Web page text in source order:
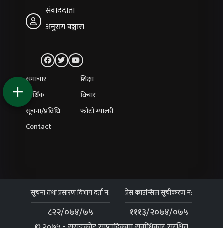
संवाददाता
अनुराग बञ्जारा
समाचार
शिक्षा
आर्थिक
विचार
सूचना/प्रविधि
फोटो ग्यालरी
Contact
सूचना तथा प्रसारण विभाग दर्ता नं:
८२२/०७४/७५
प्रेस काउन्सिल सूचीकरण नं:
१११३/२०७४/०७५